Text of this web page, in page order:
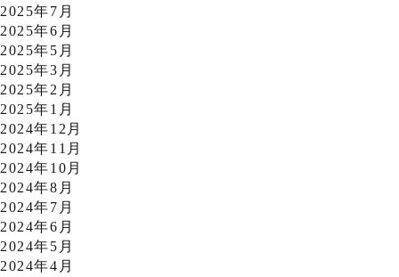
2025年7月
2025年6月
2025年5月
2025年3月
2025年2月
2025年1月
2024年12月
2024年11月
2024年10月
2024年8月
2024年7月
2024年6月
2024年5月
2024年4月